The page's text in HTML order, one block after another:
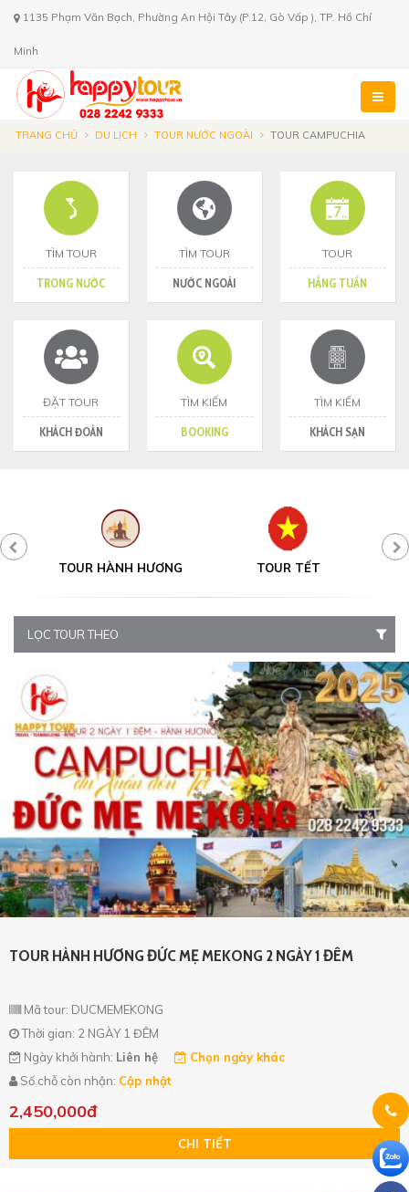
1135 Phạm Văn Bạch, Phường An Hội Tây (P.12, Gò Vấp ), TP. Hồ Chí
Minh
TRANG CHỦ DU LỊCH TOUR NƯỚC NGOÀI TOUR CAMPUCHIA
TÌM TOUR
TRONG NƯỚC
TÌM TOUR
NƯỚC NGOÀI
TOUR
HẰNG TUẦN
ĐẶT TOUR
KHÁCH ĐOÀN
TÌM KIẾM
BOOKING
TÌM KIẾM
KHÁCH SẠN
TOUR HÀNH HƯƠNG TOUR TẾT
LỌC TOUR THEO
TOUR HÀNH HƯƠNG ĐỨC MẸ MEKONG 2 NGÀY 1 ĐÊM
Mã tour: DUCMEMEKONG
Thời gian: 2 NGÀY 1 ĐÊM
Ngày khởi hành: Liên hệ
Chọn ngày khác
Số chỗ còn nhận: Cập nhật
2,450,000đ
CHI TIẾT